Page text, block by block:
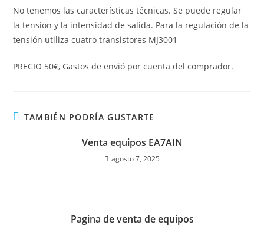
No tenemos las características técnicas. Se puede regular
la tension y la intensidad de salida. Para la regulación de la
tensión utiliza cuatro transistores MJ3001
PRECIO 50€, Gastos de envió por cuenta del comprador.
TAMBIÉN PODRÍA GUSTARTE
Venta equipos EA7AIN
agosto 7, 2025
Pagina de venta de equipos